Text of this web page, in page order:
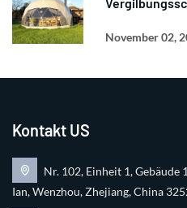
November 02,
Kontakt US
Nr. 102, Einheit 1, Gebäude
Ian, Wenzhou, Zhejiang, China